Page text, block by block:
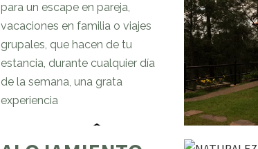
para un escape en pareja,
vacaciones en familia o viajes
grupales, que hacen de tu
estancia, durante cualquier día
de la semana, una grata
experiencia